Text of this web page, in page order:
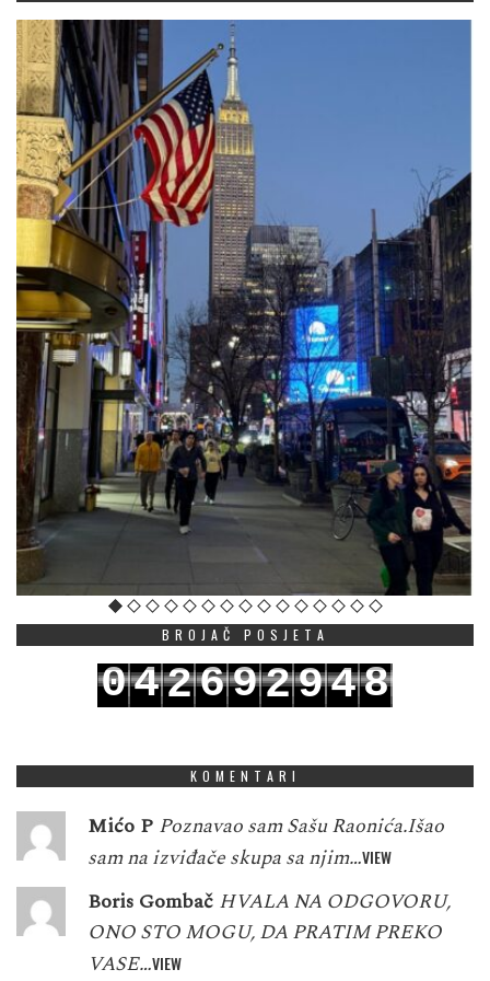
BROJAČ POSJETA
042692948
KOMENTARI
Mićo P Poznavao sam Sašu Raonića.Išao
sam na izviđače skupa sa njim…VIEW
Boris Gombač HVALA NA ODGOVORU,
ONO STO MOGU, DA PRATIM PREKO
VASE…VIEW